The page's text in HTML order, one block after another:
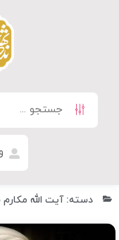
دسته: آیت الله مکارم